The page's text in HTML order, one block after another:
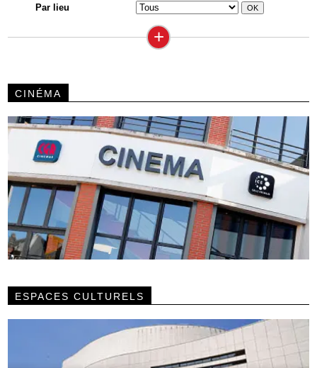
Par lieu
+
CINÉMA
ESPACES CULTURELS